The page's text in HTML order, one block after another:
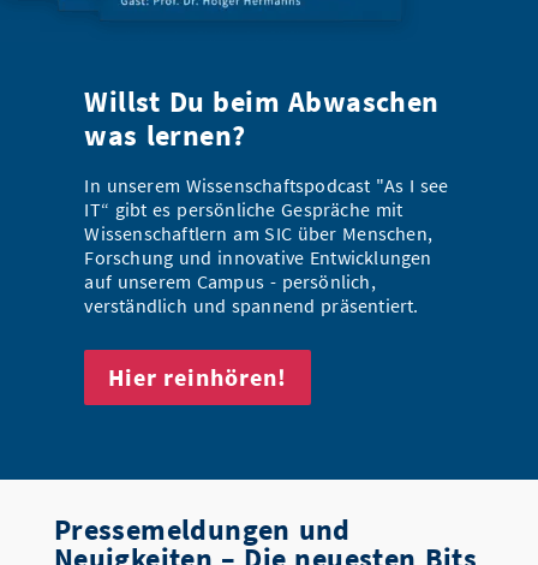
Willst Du beim Abwaschen
was lernen?
In unserem Wissenschaftspodcast "As I see
IT“ gibt es persönliche Gespräche mit
Wissenschaftlern am SIC über Menschen,
Forschung und innovative Entwicklungen
auf unserem Campus - persönlich,
verständlich und spannend präsentiert.
Hier reinhören!
Pressemeldungen und